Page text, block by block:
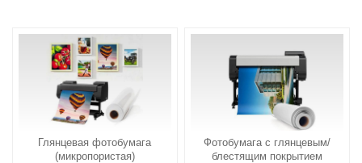
Глянцевая фотобумага
(микропористая)
Фотобумага с глянцевым/
блестящим покрытием